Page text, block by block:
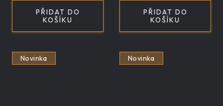
PŘIDAT DO
KOŠÍKU
PŘIDAT DO
KOŠÍKU
Novinka Novinka